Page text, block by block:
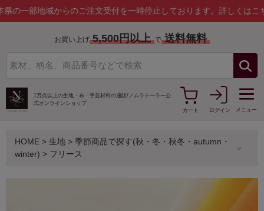
地域からのご注文受付を一時停止しております。 詳しくはこちら
お買い上げ 5,500円以上 で 送料無料
1万点以上の生地・布・手芸材料の通販/ ノムラテーラー公
式オンラインショップ
カート
ログイン メニュー
HOME > 生地 > 季節商品で探す(秋・冬・秋冬・autumn・
winter) > フリース